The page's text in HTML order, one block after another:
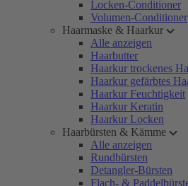
Locken-Conditioner
Volumen-Conditioner
Haarmaske & Haarkur
Alle anzeigen
Haarbutter
Haarkur trockenes
Haarkur gefärbtes
Haarkur Feuchtigkeit
Haarkur Keratin
Haarkur Locken
Haarbürsten & Kämme
Alle anzeigen
Rundbürsten
Detangler-Bürsten
Flach- &